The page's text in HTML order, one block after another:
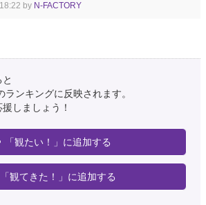
by N-FACTORY
ンキングに反映されます。
しましょう！
「観たい！」に追加する
「観てきた！」に追加する